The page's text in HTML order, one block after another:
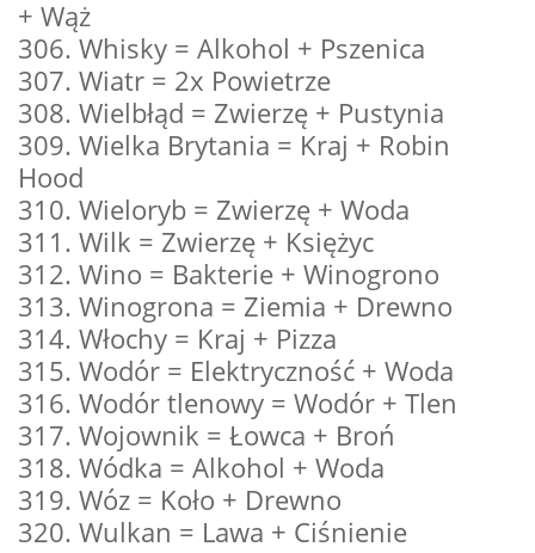
+ Wąż
306. Whisky = Alkohol + Pszenica
307. Wiatr = 2x Powietrze
308. Wielbłąd = Zwierzę + Pustynia
309. Wielka Brytania = Kraj + Robin
Hood
310. Wieloryb = Zwierzę + Woda
311. Wilk = Zwierzę + Księżyc
312. Wino = Bakterie + Winogrono
313. Winogrona = Ziemia + Drewno
314. Włochy = Kraj + Pizza
315. Wodór = Elektryczność + Woda
316. Wodór tlenowy = Wodór + Tlen
317. Wojownik = Łowca + Broń
318. Wódka = Alkohol + Woda
319. Wóz = Koło + Drewno
320. Wulkan = Lawa + Ciśnienie